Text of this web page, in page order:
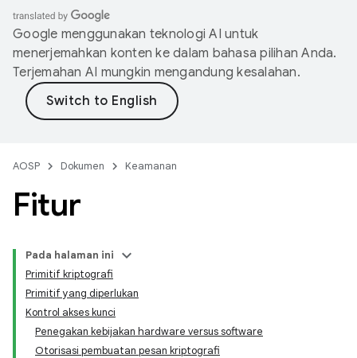
Google menggunakan teknologi AI untuk
menerjemahkan konten ke dalam bahasa pilihan Anda.
Terjemahan AI mungkin mengandung kesalahan.
AOSP Dokumen Keamanan
Fitur
Pada halaman ini
Primitif kriptografi
Primitif yang diperlukan
Kontrol akses kunci
Penegakan kebijakan hardware versus software
Otorisasi pembuatan pesan kriptografi